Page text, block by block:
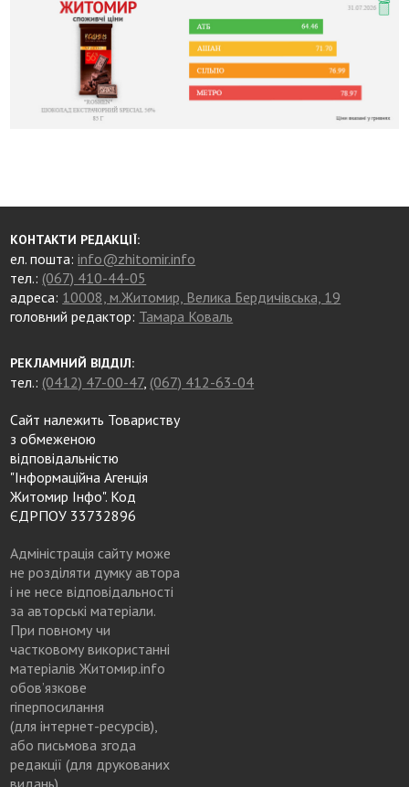
КОНТАКТИ РЕДАКЦІЇ:
ел. пошта:info@zhitomir.info
тел.: (067) 410-44-05
адреса: 10008, м.Житомир, Велика Бердичівська, 19
головний редактор: Тамара Коваль
РЕКЛАМНИЙ ВІДДІЛ:
тел.: (0412) 47-00-47, (067) 412-63-04
Сайт належить Товариству
з обмеженою
відповідальністю
"Інформаційна Агенція
Житомир Інфо". Код
ЄДРПОУ 33732896
Адміністрація сайту може
не розділяти думку автора
і не несе відповідальності
за авторські матеріали.
При повному чи
частковому використанні
матеріалів Житомир.info
обов’язкове
гіперпосилання
(для інтернет-ресурсів),
або письмова згода
редакції (для друкованих
видань)